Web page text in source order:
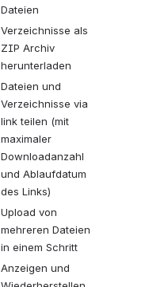
Dateien
Verzeichnisse als
ZIP Archiv
herunterladen
Dateien und
Verzeichnisse via
link teilen (mit
maximaler
Downloadanzahl
und Ablaufdatum
des Links)
Upload von
mehreren Dateien
in einem Schritt
Anzeigen und